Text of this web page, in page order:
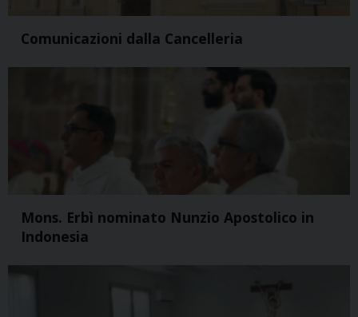
Comunicazioni dalla Cancelleria
Mons. Erbì nominato Nunzio Apostolico in
Indonesia